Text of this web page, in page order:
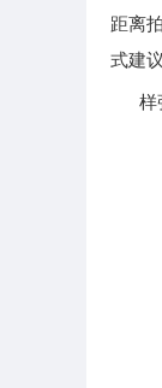
距离
式建
样